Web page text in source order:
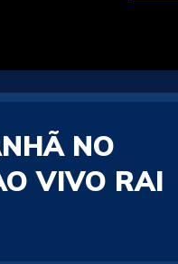
NO
VIVO RAI